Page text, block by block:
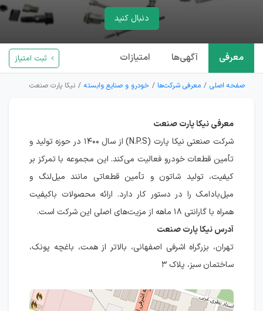
دنبال کنید
معرفی آگهی‌ها امتیازات ثبت امتیاز
صفحه اصلی معرفی شرکت‌ها خودرو و صنایع وابسته نیکا پارت صنعت
معرفی نیکا پارت صنعت
شرکت صنعتی نیکا پارت (N.P.S) از سال ۱۴۰۰ در حوزه تولید و
تأمین قطعات خودرو فعالیت می‌کند. این مجموعه با تمرکز بر
کیفیت، تولید شاتون و تأمین قطعاتی مانند میل‌لنگ و
میل‌بادامک را در دستور کار دارد. ارائه محصولات باکیفیت
همراه با گارانتی ۱۸ ماهه از مزیت‌های اصلی این شرکت است.
آدرس نیکا پارت صنعت
تهران، بزرگراه اشرفی اصفهانی، بالاتر از همت، باغچه پونک،
ساختمان سبز، پلاک ۳